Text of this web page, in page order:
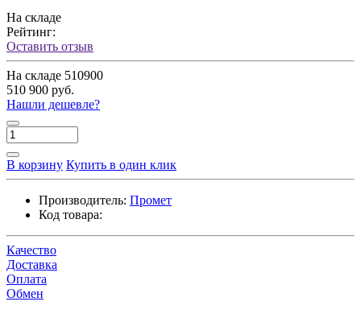
На складе
Рейтинг:
Оставить отзыв
На складе 510900
510 900 руб.
Нашли дешевле?
В корзину Купить в один клик
Производитель: Промет
Код товара:
Качество
Доставка
Оплата
Обмен